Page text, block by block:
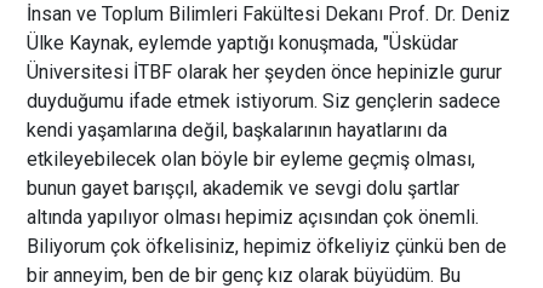
İnsan ve Toplum Bilimleri Fakültesi Dekanı Prof. Dr. Deniz
Ülke Kaynak, eylemde yaptığı konuşmada, "Üsküdar
Üniversitesi İTBF olarak her şeyden önce hepinizle gurur
duyduğumu ifade etmek istiyorum. Siz gençlerin sadece
kendi yaşamlarına değil, başkalarının hayatlarını da
etkileyebilecek olan böyle bir eyleme geçmiş olması,
bunun gayet barışçıl, akademik ve sevgi dolu şartlar
altında yapılıyor olması hepimiz açısından çok önemli.
Biliyorum çok öfkelisiniz, hepimiz öfkeliyiz çünkü ben de
bir anneyim, ben de bir genç kız olarak büyüdüm. Bu